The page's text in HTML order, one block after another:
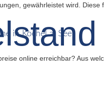
gewährleistet wird.
in Kochel a. See
online erreichbar? Aus